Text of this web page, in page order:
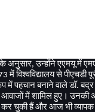
केअनुसार, उन्होंनेएएमयूमें
मेंविश्वविद्यालयसेपीएचडी
मेंपहचानबनानेवालेडॉ. बद्र
आवाजोंमेंशामिलहुए। उनकी
करचुकीहैंऔरआजभीव्यापक